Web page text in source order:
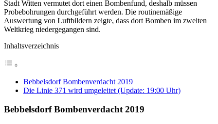
Stadt Witten vermutet dort einen Bombenfund, deshalb müssen
Probebohrungen durchgeführt werden. Die routinemäßige
Auswertung von Luftbildern zeigte, dass dort Bomben im zweiten
Weltkrieg niedergegangen sind.
Inhaltsverzeichnis
Bebbelsdorf Bombenverdacht 2019
Die Linie 371 wird umgeleitet (Update: 19:00 Uhr)
Bebbelsdorf Bombenverdacht 2019